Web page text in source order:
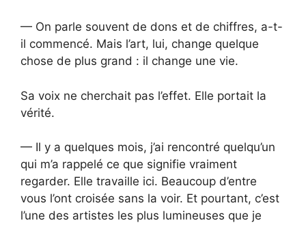
— On parle souvent de dons et de chiffres, a-t-
il commencé. Mais l’art, lui, change quelque
chose de plus grand : il change une vie.
Sa voix ne cherchait pas l’effet. Elle portait la
vérité.
— Il y a quelques mois, j’ai rencontré quelqu’un
qui m’a rappelé ce que signifie vraiment
regarder. Elle travaille ici. Beaucoup d’entre
vous l’ont croisée sans la voir. Et pourtant, c’est
l’une des artistes les plus lumineuses que je